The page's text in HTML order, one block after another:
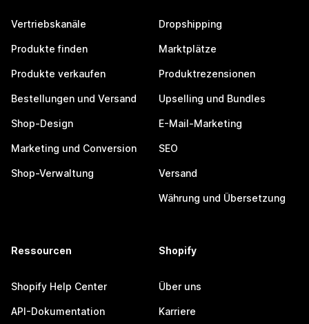
Vertriebskanäle
Produkte finden
Produkte verkaufen
Bestellungen und Versand
Shop-Design
Marketing und Conversion
Shop-Verwaltung
Dropshipping
Marktplätze
Produktrezensionen
Upselling und Bundles
E-Mail-Marketing
SEO
Versand
Währung und Übersetzung
Ressourcen
Shopify Help Center
API-Dokumentation
Shopify
Über uns
Karriere